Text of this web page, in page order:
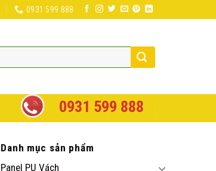
0931 599 888
0931 599 888
Danh mục sản phẩm
Panel PU Vách